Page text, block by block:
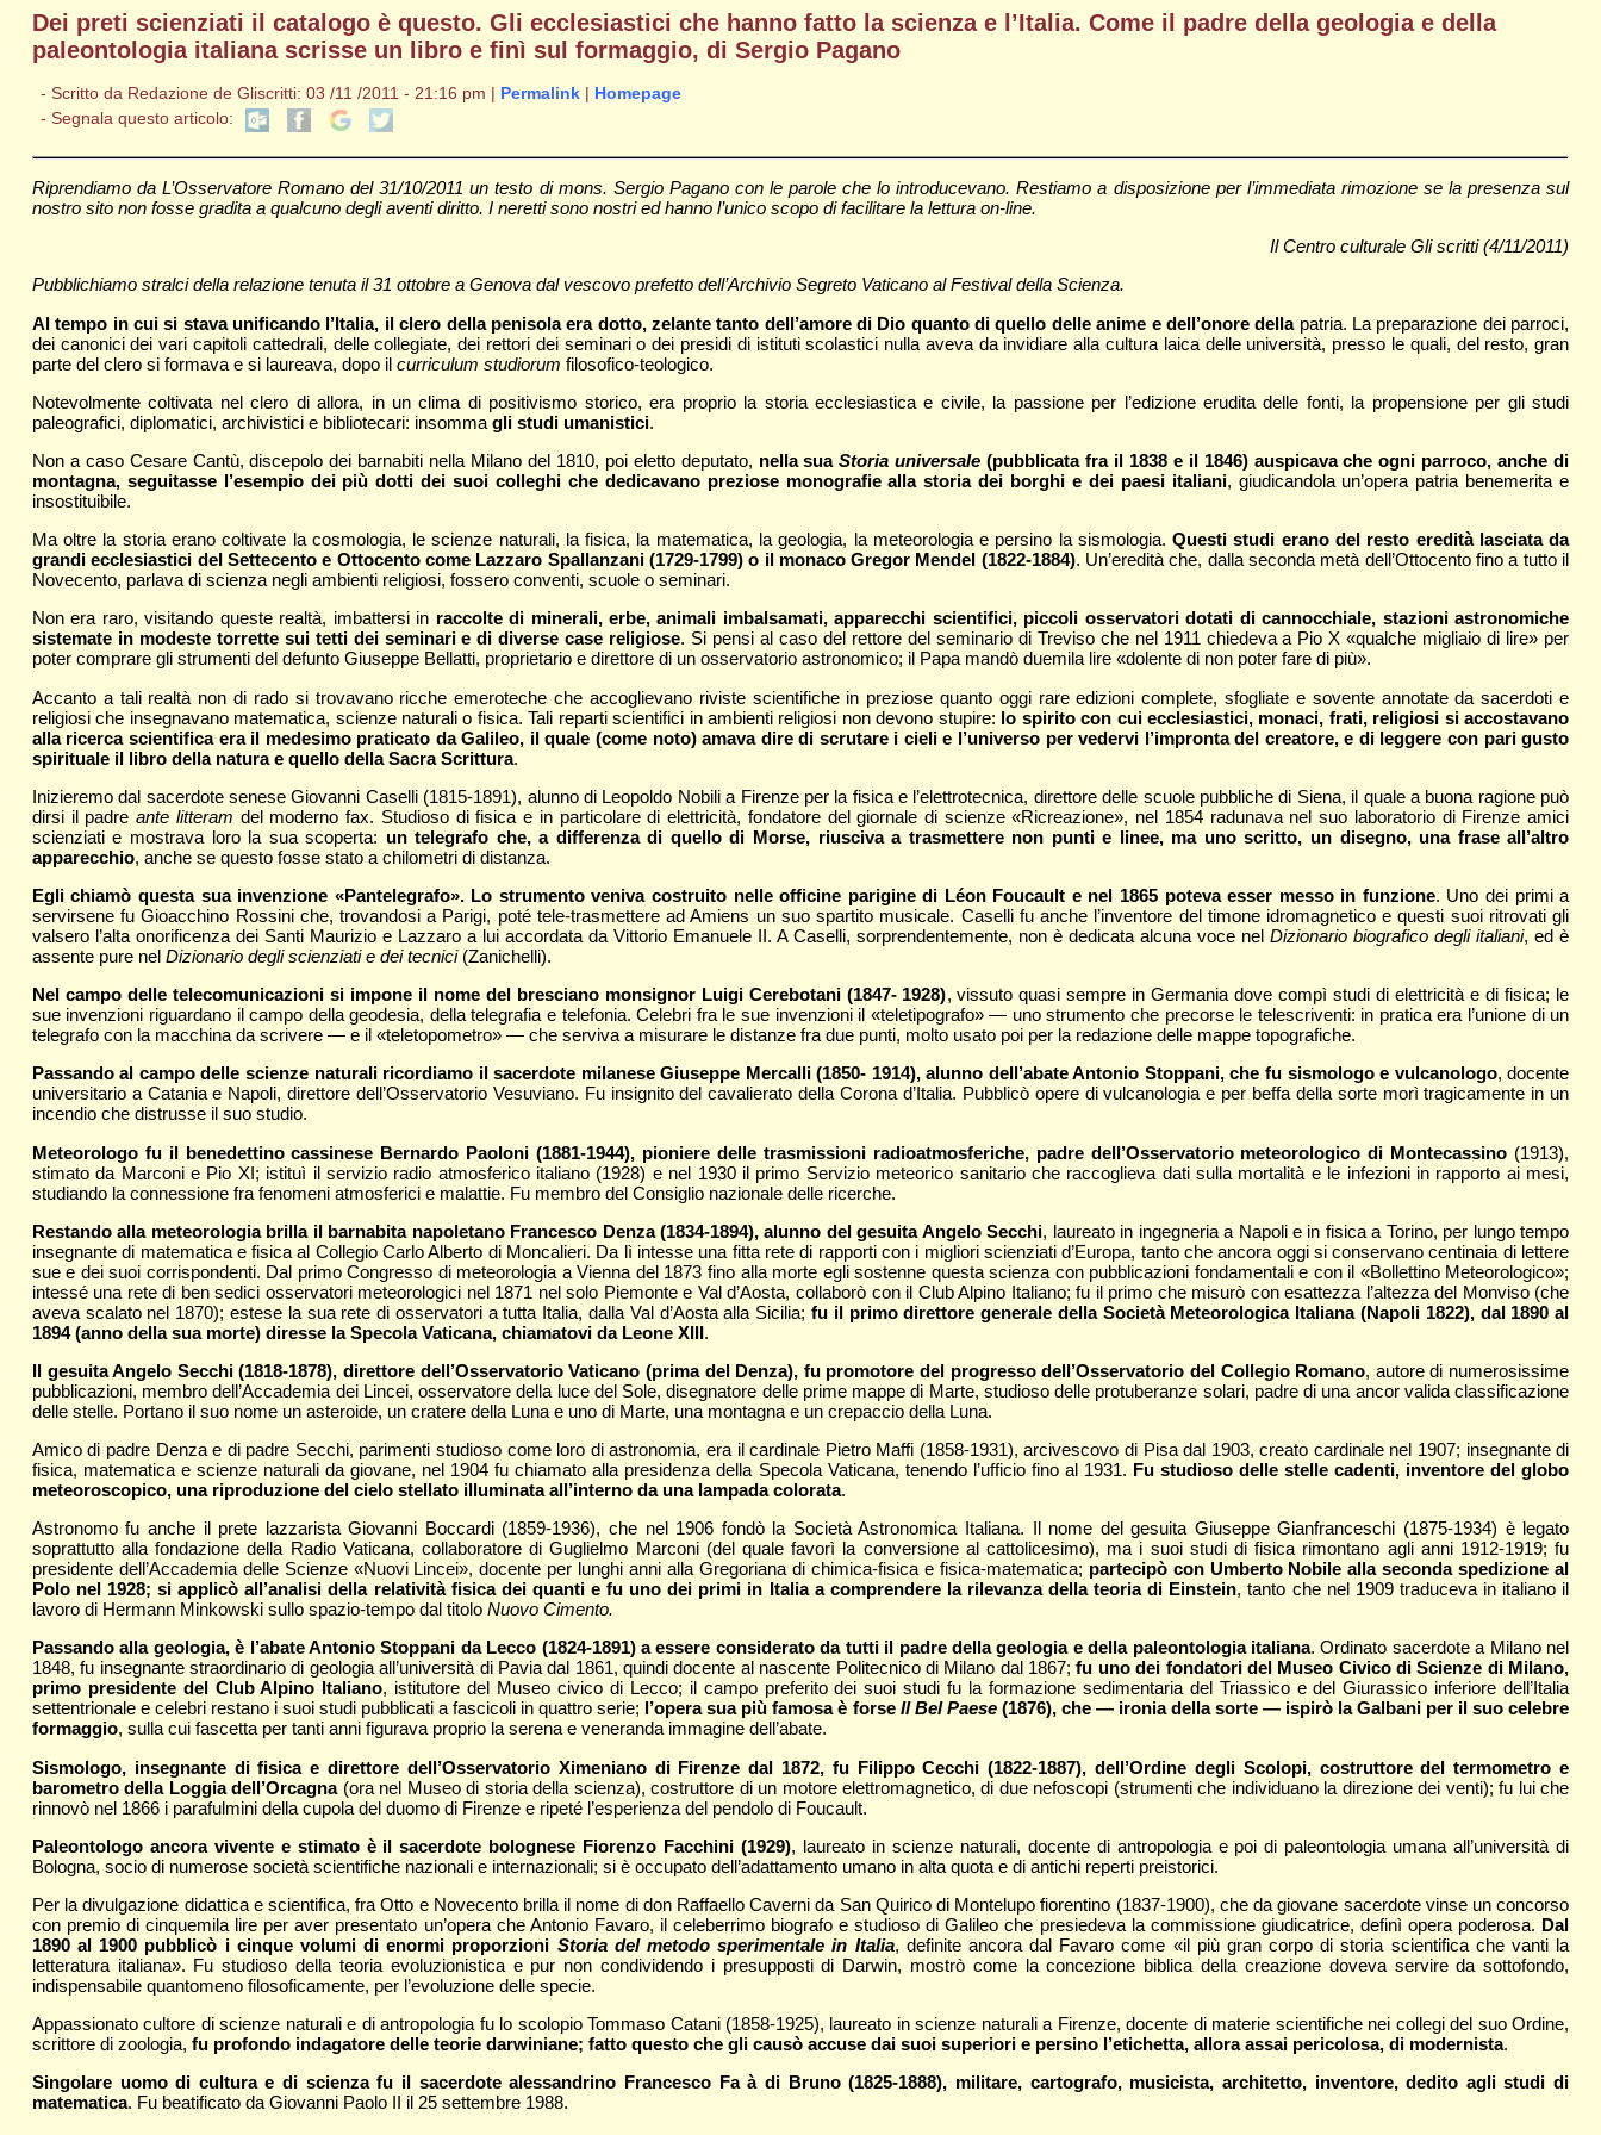
Dei preti scienziati il catalogo è questo. Gli ecclesiastici che hanno fatto la scienza e l’Italia. Come il padre della geologia e della
paleontologia italiana scrisse un libro e finì sul formaggio, di Sergio Pagano
- Scritto da Redazione de Gliscritti: 03 /11 /2011 - 21:16 pm | Permalink| Homepage
- Segnala questo articolo:
Riprendiamo da L’Osservatore Romano del 31/10/2011 un testo di mons. Sergio Pagano con le parole che lo introducevano. Restiamo a disposizione per l’immediata rimozione se la presenza sul
nostro sito non fosse gradita a qualcuno degli aventi diritto. I neretti sono nostri ed hanno l’unico scopo di facilitare la lettura on-line.
Il Centro culturale Gli scritti (4/11/2011)
Pubblichiamo stralci della relazione tenuta il 31 ottobre a Genova dal vescovo prefetto dell’Archivio Segreto Vaticano al Festival della Scienza.
Al tempo in cui si stava unificando l’Italia, il clero della penisola era dotto, zelante tanto dell’amore di Dio quanto di quello delle anime e dell’onore dellapatria. La preparazione dei parroci,
dei canonici dei vari capitoli cattedrali, delle collegiate, dei rettori dei seminari o dei presidi di istituti scolastici nulla aveva da invidiare alla cultura laica delle università, presso le quali, del resto, gran
parte del clero si formava e si laureava, dopo il curriculum studiorum filosofico-teologico.
Notevolmente coltivata nel clero di allora, in un clima di positivismo storico, era proprio la storia ecclesiastica e civile, la passione per l’edizione erudita delle fonti, la propensione per gli studi
paleografici, diplomatici, archivistici e bibliotecari: insomma gli studi umanistici.
Non a caso Cesare Cantù, discepolo dei barnabiti nella Milano del 1810, poi eletto deputato, nella suaStoria universale(pubblicata fra il 1838 e il 1846) auspicava che ogni parroco, anche di
montagna, seguitasse l’esempio dei più dotti dei suoi colleghi che dedicavano preziose monografie alla storia dei borghi e dei paesi italiani, giudicandola un’opera patria benemerita e
insostituibile.
Ma oltre la storia erano coltivate la cosmologia, le scienze naturali, la fisica, la matematica, la geologia, la meteorologia e persino la sismologia.Questi studi erano del resto eredità lasciata da
grandi ecclesiastici del Settecento e Ottocento come Lazzaro Spallanzani (1729-1799) o il monaco Gregor Mendel (1822-1884). Un’eredità che, dalla seconda metà dell’Ottocento fino a tutto il
Novecento, parlava di scienza negli ambienti religiosi, fossero conventi, scuole o seminari.
Non era raro, visitando queste realtà, imbattersi in raccolte di minerali, erbe, animali imbalsamati, apparecchi scientifici, piccoli osservatori dotati di cannocchiale, stazioni astronomiche
sistemate in modeste torrette sui tetti dei seminari e di diverse case religiose. Si pensi al caso del rettore del seminario di Treviso che nel 1911 chiedeva a Pio X «qualche migliaio di lire» per
poter comprare gli strumenti del defunto Giuseppe Bellatti, proprietario e direttore di un osservatorio astronomico; il Papa mandò duemila lire «dolente di non poter fare di più».
Accanto a tali realtà non di rado si trovavano ricche emeroteche che accoglievano riviste scientifiche in preziose quanto oggi rare edizioni complete, sfogliate e sovente annotate da sacerdoti e
religiosi che insegnavano matematica, scienze naturali o fisica. Tali reparti scientifici in ambienti religiosi non devono stupire: lo spirito con cui ecclesiastici, monaci, frati, religiosi si accostavano
alla ricerca scientifica era il medesimo praticato da Galileo, il quale (come noto) amava dire di scrutare i cieli e l’universo per vedervi l’impronta del creatore, e di leggere con pari gusto
spirituale il libro della natura e quello della Sacra Scrittura.
Inizieremo dal sacerdote senese Giovanni Caselli (1815-1891), alunno di Leopoldo Nobili a Firenze per la fisica e l’elettrotecnica, direttore delle scuole pubbliche di Siena, il quale a buona ragione può
dirsi il padreante litteram del moderno fax. Studioso di fisica e in particolare di elettricità, fondatore del giornale di scienze «Ricreazione», nel 1854 radunava nel suo laboratorio di Firenze amici
scienziati e mostrava loro la sua scoperta: un telegrafo che, a differenza di quello di Morse, riusciva a trasmettere non punti e linee, ma uno scritto, un disegno, una frase all’altro
apparecchio, anche se questo fosse stato a chilometri di distanza.
Egli chiamò questa sua invenzione «Pantelegrafo». Lo strumento veniva costruito nelle officine parigine di Léon Foucault e nel 1865 poteva esser messo in funzione. Uno dei primi a
servirsene fu Gioacchino Rossini che, trovandosi a Parigi, poté tele-trasmettere ad Amiens un suo spartito musicale. Caselli fu anche l’inventore del timone idromagnetico e questi suoi ritrovati gli
valsero l’alta onorificenza dei Santi Maurizio e Lazzaro a lui accordata da Vittorio Emanuele II. A Caselli, sorprendentemente, non è dedicata alcuna voce nelDizionario biografico degli italiani, ed è
assente pure nel Dizionario degli scienziati e dei tecnici (Zanichelli).
Nel campo delle telecomunicazioni si impone il nome del bresciano monsignor Luigi Cerebotani (1847- 1928), vissuto quasi sempre in Germania dove compì studi di elettricità e di fisica; le
sue invenzioni riguardano il campo della geodesia, della telegrafia e telefonia. Celebri fra le sue invenzioni il «teletipografo» — uno strumento che precorse le telescriventi: in pratica era l’unione di un
telegrafo con la macchina da scrivere — e il «teletopometro» — che serviva a misurare le distanze fra due punti, molto usato poi per la redazione delle mappe topografiche.
Passando al campo delle scienze naturali ricordiamo il sacerdote milanese Giuseppe Mercalli (1850- 1914), alunno dell’abate Antonio Stoppani, che fu sismologo e vulcanologo, docente
universitario a Catania e Napoli, direttore dell’Osservatorio Vesuviano. Fu insignito del cavalierato della Corona d’Italia. Pubblicò opere di vulcanologia e per beffa della sorte morì tragicamente in un
incendio che distrusse il suo studio.
Meteorologo fu il benedettino cassinese Bernardo Paoloni (1881-1944), pioniere delle trasmissioni radioatmosferiche, padre dell’Osservatorio meteorologico di Montecassino (1913),
stimato da Marconi e Pio XI; istituì il servizio radio atmosferico italiano (1928) e nel 1930 il primo Servizio meteorico sanitario che raccoglieva dati sulla mortalità e le infezioni in rapporto ai mesi,
studiando la connessione fra fenomeni atmosferici e malattie. Fu membro del Consiglio nazionale delle ricerche.
Restando alla meteorologia brilla il barnabita napoletano Francesco Denza (1834-1894), alunno del gesuita Angelo Secchi, laureato in ingegneria a Napoli e in fisica a Torino, per lungo tempo
insegnante di matematica e fisica al Collegio Carlo Alberto di Moncalieri. Da lì intesse una fitta rete di rapporti con i migliori scienziati d’Europa, tanto che ancora oggi si conservano centinaia di lettere
sue e dei suoi corrispondenti. Dal primo Congresso di meteorologia a Vienna del 1873 fino alla morte egli sostenne questa scienza con pubblicazioni fondamentali e con il «Bollettino Meteorologico»;
intessé una rete di ben sedici osservatori meteorologici nel 1871 nel solo Piemonte e Val d’Aosta, collaborò con il Club Alpino Italiano; fu il primo che misurò con esattezza l’altezza del Monviso (che
aveva scalato nel 1870); estese la sua rete di osservatori a tutta Italia, dalla Val d’Aosta alla Sicilia; fu il primo direttore generale della Società Meteorologica Italiana (Napoli 1822), dal 1890 al
1894 (anno della sua morte) diresse la Specola Vaticana, chiamatovi da Leone XIII.
Il gesuita Angelo Secchi (1818-1878), direttore dell’Osservatorio Vaticano (prima del Denza), fu promotore del progresso dell’Osservatorio del Collegio Romano, autore di numerosissime
pubblicazioni, membro dell’Accademia dei Lincei, osservatore della luce del Sole, disegnatore delle prime mappe di Marte, studioso delle protuberanze solari, padre di una ancor valida classificazione
delle stelle. Portano il suo nome un asteroide, un cratere della Luna e uno di Marte, una montagna e un crepaccio della Luna.
Amico di padre Denza e di padre Secchi, parimenti studioso come loro di astronomia, era il cardinale Pietro Maffi (1858-1931), arcivescovo di Pisa dal 1903, creato cardinale nel 1907; insegnante di
fisica, matematica e scienze naturali da giovane, nel 1904 fu chiamato alla presidenza della Specola Vaticana, tenendo l’ufficio fino al 1931. Fu studioso delle stelle cadenti, inventore del globo
meteoroscopico, una riproduzione del cielo stellato illuminata all’interno da una lampada colorata.
Astronomo fu anche il prete lazzarista Giovanni Boccardi (1859-1936), che nel 1906 fondò la Società Astronomica Italiana. Il nome del gesuita Giuseppe Gianfranceschi (1875-1934) è legato
soprattutto alla fondazione della Radio Vaticana, collaboratore di Guglielmo Marconi (del quale favorì la conversione al cattolicesimo), ma i suoi studi di fisica rimontano agli anni 1912-1919; fu
presidente dell’Accademia delle Scienze «Nuovi Lincei», docente per lunghi anni alla Gregoriana di chimica-fisica e fisica-matematica; partecipò con Umberto Nobile alla seconda spedizione al
Polo nel 1928; si applicò all’analisi della relatività fisica dei quanti e fu uno dei primi in Italia a comprendere la rilevanza della teoria di Einstein, tanto che nel 1909 traduceva in italiano il
lavoro di Hermann Minkowski sullo spazio-tempo dal titolo Nuovo Cimento.
Passando alla geologia, è l’abate Antonio Stoppani da Lecco (1824-1891) a essere considerato da tutti il padre della geologia e della paleontologia italiana. Ordinato sacerdote a Milano nel
1848, fu insegnante straordinario di geologia all’università di Pavia dal 1861, quindi docente al nascente Politecnico di Milano dal 1867;fu uno dei fondatori del Museo Civico di Scienze di Milano,
primo presidente del Club Alpino Italiano, istitutore del Museo civico di Lecco; il campo preferito dei suoi studi fu la formazione sedimentaria del Triassico e del Giurassico inferiore dell’Italia
settentrionale e celebri restano i suoi studi pubblicati a fascicoli in quattro serie; l’opera sua più famosa è forse Il Bel Paese (1876), che — ironia della sorte — ispirò la Galbani per il suo celebre
formaggio, sulla cui fascetta per tanti anni figurava proprio la serena e veneranda immagine dell’abate.
Sismologo, insegnante di fisica e direttore dell’Osservatorio Ximeniano di Firenze dal 1872, fu Filippo Cecchi (1822-1887), dell’Ordine degli Scolopi, costruttore del termometro e
barometro della Loggia dell’Orcagna(ora nel Museo di storia della scienza), costruttore di un motore elettromagnetico, di due nefoscopi (strumenti che individuano la direzione dei venti); fu lui che
rinnovò nel 1866 i parafulmini della cupola del duomo di Firenze e ripeté l’esperienza del pendolo di Foucault.
Paleontologo ancora vivente e stimato è il sacerdote bolognese Fiorenzo Facchini (1929), laureato in scienze naturali, docente di antropologia e poi di paleontologia umana all’università di
Bologna, socio di numerose società scientifiche nazionali e internazionali; si è occupato dell’adattamento umano in alta quota e di antichi reperti preistorici.
Per la divulgazione didattica e scientifica, fra Otto e Novecento brilla il nome di don Raffaello Caverni da San Quirico di Montelupo fiorentino (1837-1900), che da giovane sacerdote vinse un concorso
con premio di cinquemila lire per aver presentato un’opera che Antonio Favaro, il celeberrimo biografo e studioso di Galileo che presiedeva la commissione giudicatrice, definì opera poderosa. Dal
1890 al 1900 pubblicò i cinque volumi di enormi proporzioni Storia del metodo sperimentale in Italia, definite ancora dal Favaro come «il più gran corpo di storia scientifica che vanti la
letteratura italiana». Fu studioso della teoria evoluzionistica e pur non condividendo i presupposti di Darwin, mostrò come la concezione biblica della creazione doveva servire da sottofondo,
indispensabile quantomeno filosoficamente, per l’evoluzione delle specie.
Appassionato cultore di scienze naturali e di antropologia fu lo scolopio Tommaso Catani (1858-1925), laureato in scienze naturali a Firenze, docente di materie scientifiche nei collegi del suo Ordine,
scrittore di zoologia, fu profondo indagatore delle teorie darwiniane; fatto questo che gli causò accuse dai suoi superiori e persino l’etichetta, allora assai pericolosa, di modernista.
Singolare uomo di cultura e di scienza fu il sacerdote alessandrino Francesco Fa à di Bruno (1825-1888), militare, cartografo, musicista, architetto, inventore, dedito agli studi di
matematica. Fu beatificato da Giovanni Paolo II il 25 settembre 1988.